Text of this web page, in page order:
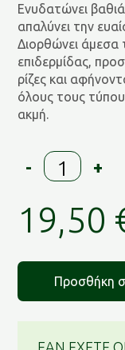
Ενυδατώνει
απαλύνει την
Διορθώνει άμεσα
επιδερμίδας,
ρίζες και
όλους τους
ακμή.
-
Κρέμα
Προσώπου
ΕΥΑΙΣΘΗΤΕΣ
/
ΑΚΜΗ
ποσότητα
+
19,50
Προσθήκη